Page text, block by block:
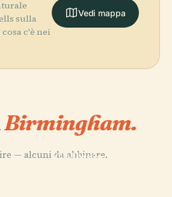
sulla
c'è nei
Vedi mappa
Birmingham.
— alcuni da abbinare.
PLACE
Galleria D'Arte